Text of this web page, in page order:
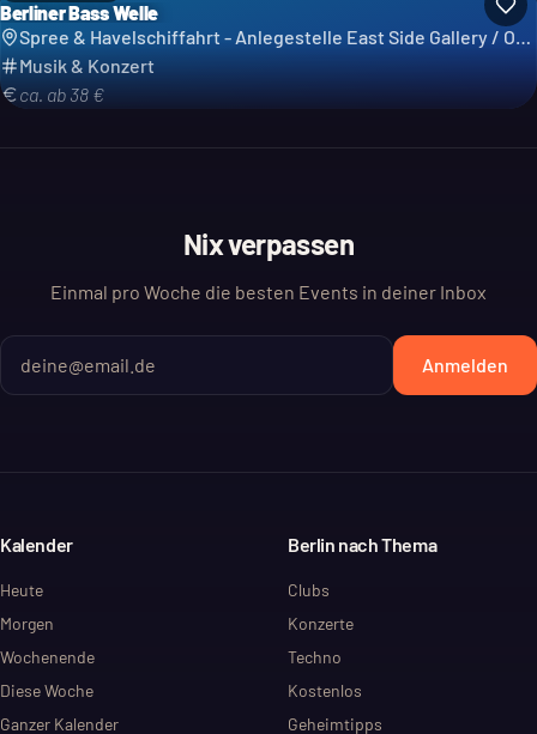
Berliner Bass Welle
Spree & Havelschiffahrt - Anlegestelle East Side Gallery / Ostbahnhof - Reederei Grimm & Lindecke GbR
Musik & Konzert
ca. ab 38 €
Nix verpassen
Einmal pro Woche die besten Events in deiner Inbox
Anmelden
Kalender
Heute
Morgen
Wochenende
Diese Woche
Ganzer Kalender
Berlin nach Thema
Clubs
Konzerte
Techno
Kostenlos
Geheimtipps